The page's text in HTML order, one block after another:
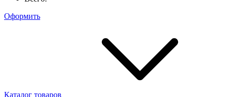
Оформить
Каталог товаров